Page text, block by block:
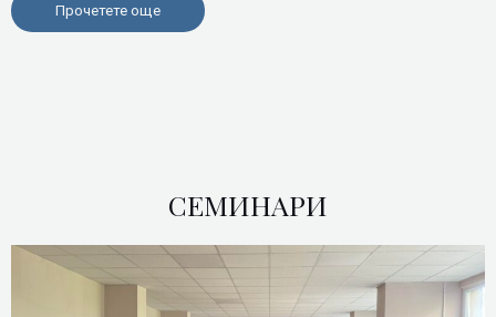
Прочетете още
СЕМИНАРИ